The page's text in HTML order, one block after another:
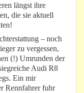
längst ihre
die sie aktuell
– noch
zu vergessen,
(!) Umrunden der
Audi R8
Ein mir
Rennfahrer fuhr